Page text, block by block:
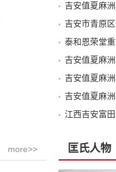
吉安值夏麻
吉安市青原
泰和恩荣堂
吉安值夏麻
吉安值夏麻
吉安值夏麻
江西吉安富
more>> 匡氏人物